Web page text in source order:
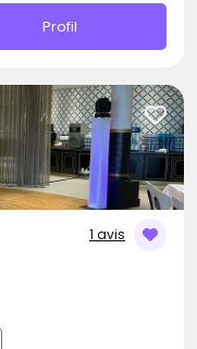
Profil
1 avis